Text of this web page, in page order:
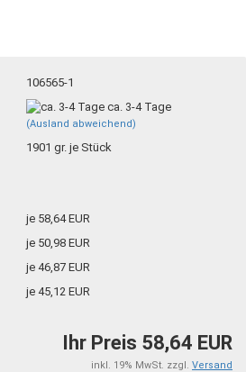
106565-1
ca. 3-4 Tage
(Ausland abweichend)
1901 gr. je Stück
je 58,64 EUR
je 50,98 EUR
je 46,87 EUR
je 45,12 EUR
Ihr Preis 58,64 EUR
inkl. 19% MwSt. zzgl. Versand